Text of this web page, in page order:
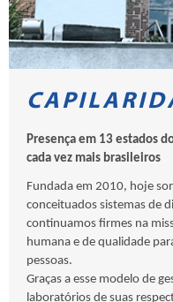
Presença em 13 estados
cada vez mais brasileiros
Fundada em 2010, hoje
conceituados sistemas de
continuamos firmes na
humana e de qualidade
pessoas.
Graças a esse modelo de
laboratórios de suas